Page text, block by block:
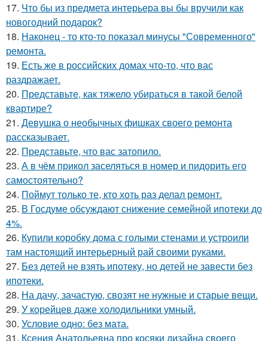
17. Что бы из предмета интерьера вы бы вручили как
новогодний подарок?
18. Наконец - то кто-то показал минусы "Современного"
ремонта.
19. Есть же в российских домах что-то, что вас
раздражает.
20. Представьте, как тяжело убираться в такой белой
квартире?
21. Девушка о необычных фишках своего ремонта
рассказывает.
22. Представьте, что вас затопило.
23. А в чём прикол заселяться в номер и пидорить его
самостоятельно?
24. Поймут только те, кто хоть раз делал ремонт.
25. В Госдуме обсуждают снижение семейной ипотеки до
4%.
26. Купили коробку дома с голыми стенами и устроили
там настоящий интерьерный рай своими руками.
27. Без детей не взять ипотеку, но детей не завести без
ипотеки.
28. На дачу, зачастую, свозят не нужные и старые вещи.
29. У корейцев даже холодильники умный.
30. Условие одно: без мата.
31. Ксения Анатольевна про косяки дизайна своего